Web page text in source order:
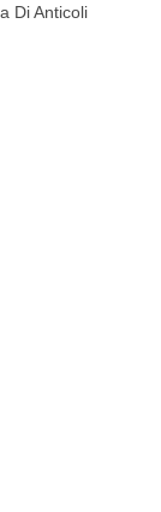
Di Anticoli